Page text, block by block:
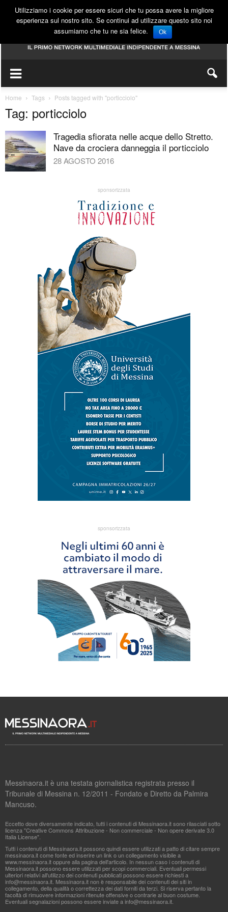
Home Tags Posts tagged with "porticciolo"
Tag: porticciolo
Tragedia sfiorata nelle acque dello Stretto.
Nave da crociera danneggia il porticciolo
28 AGOSTO 2016
sponsorizzata
sponsorizzata
Messinaora.it è una testata giornalistica registrata presso il
Tribunale di Messina n. 12/2011 - Fondato e Diretto da Palmira
Mancuso.
Eccetto dove diversamente indicato, tutti i contenuti di Messinaora.it sono rilasciati sotto
licenza "Creative Commons Attribuzione - Non commerciale - Non opere derivate 3.0
Italia License".
Tutti i contenuti di Messinaora.it possono quindi essere utilizzati a patto di citare sempre
messinaora.it come fonte ed inserire un link o un collegamento visibile a
www.messinaora.it oppure alla pagina dell'articolo. In nessun caso i contenuti di
Messinaora.it possono essere utilizzati per scopi commerciali. Eventuali permessi
ulteriori relativi all'utilizzo dei contenuti pubblicati possono essere richiesti a
info@messinaora.it . Messinaora.it non è responsabile dei contenuti dei siti in
collegamento, della qualità o correttezza dei dati forniti da terzi. Si riserva pertanto la
facoltà di rimuovere informazioni ritenute offensive o contrarie al buon costume.
Eventuali segnalazioni possono essere inviate ainfo@messinaora.it
Utilizziamo i cookie per essere sicuri che tu possa avere la migliore
esperienza sul nostro sito. Se continui ad utilizzare questo sito noi
assumiamo che tu ne sia felice.
Ok